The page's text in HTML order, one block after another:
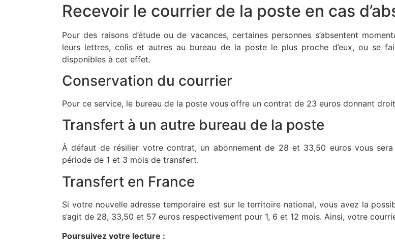
Recevoir le courrier de la poste en cas
Pour des raisons d’étude ou de vacances, certaines personnes s’absentent
leurs lettres, colis et autres au bureau de la poste le plus proche d’eux, ou se
disponibles à cet effet.
Conservation du courrier
Pour ce service, le bureau de la poste vous offre un contrat de 23 euros donnant
Transfert à un autre bureau de la poste
À défaut de résilier votre contrat, un abonnement de 28 et 33,50 euros vous
période de 1 et 3 mois de transfert.
Transfert en France
Si votre nouvelle adresse temporaire est sur le territoire national, vous avez la
s’agit de 28, 33,50 et 57 euros respectivement pour 1, 6 et 12 mois. Ainsi, votre
Poursuivez votre lecture :